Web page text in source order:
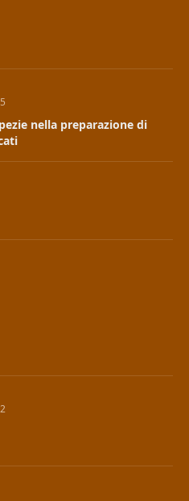
nella preparazione di